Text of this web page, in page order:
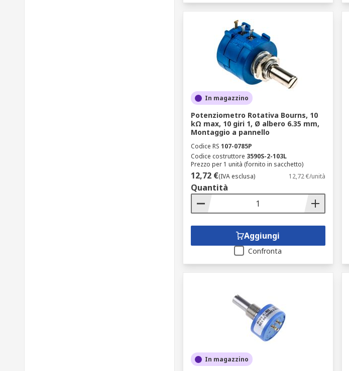
In magazzino
Potenziometro Rotativa Bourns, 10
kΩ max, 10 giri 1, Ø albero 6.35 mm,
Montaggio a pannello
Codice RS 107-0785P
Codice costruttore 3590S-2-103L
Prezzo per 1 unità (fornito in sacchetto)
12,72 €(IVA esclusa) 12,72 €/unità
Quantità
Aggiungi
Confronta
In magazzino